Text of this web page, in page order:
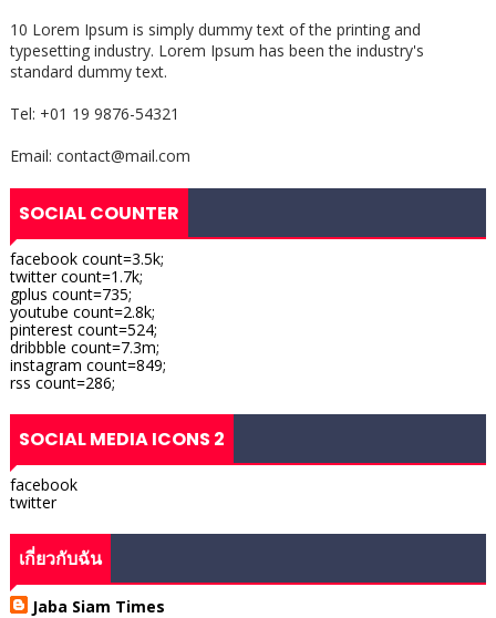
10 Lorem Ipsum is simply dummy text of the printing and
typesetting industry. Lorem Ipsum has been the industry's
standard dummy text.
Tel: +01 19 9876-54321
Email: contact@mail.com
SOCIAL COUNTER
facebook count=3.5k;
twitter count=1.7k;
gplus count=735;
youtube count=2.8k;
pinterest count=524;
dribbble count=7.3m;
instagram count=849;
rss count=286;
SOCIAL MEDIA ICONS 2
facebook
twitter
เกี่ยวกับฉัน
Jaba Siam Times